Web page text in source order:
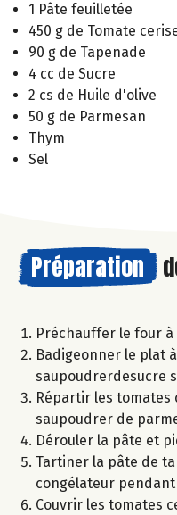
1 Pâte feuilletée
450 g de Tomate
90 g de Tapenade
4 cc de Sucre
2 cs de Huile d'olive
50 g de Parmesan
Thym
Sel
Préparation
Préchauffer le four à
Badigeonner le plat
saupoudrerdesucre
Répartir les tomates
saupoudrer de
Dérouler la pâte et
Tartiner la pâte de
congélateur pendant
Couvrir les tomates